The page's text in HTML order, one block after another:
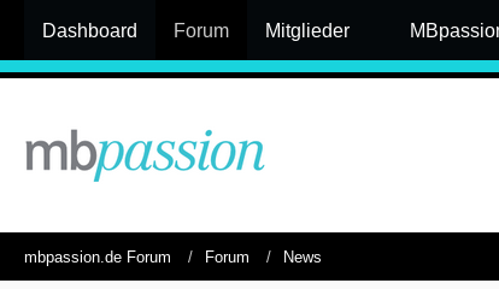
Dashboard Forum Mitglieder
mbpassion.de Forum Forum News